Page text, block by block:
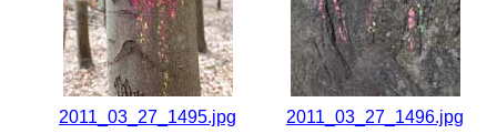
2011_03_27_1495.jpg 2011_03_27_1496.jpg